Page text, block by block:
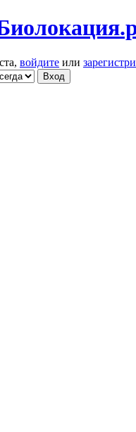
войдите или